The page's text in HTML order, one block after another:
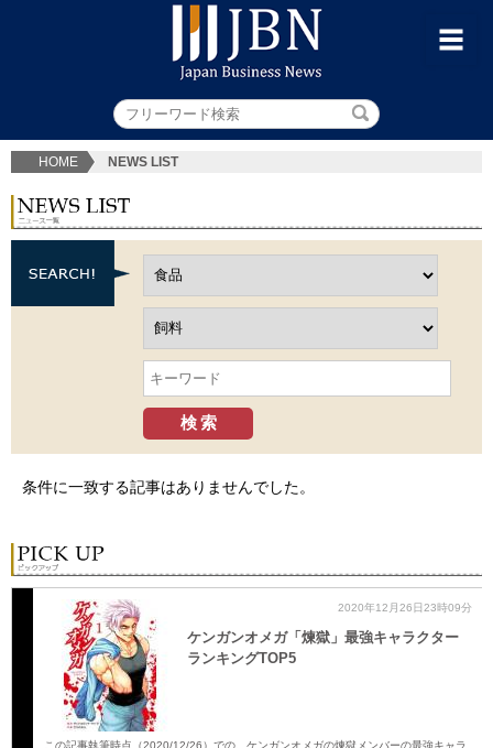
HOME NEWS LIST
条件に一致する記事はありませんでした。
2020年12月26日23時09分
ケンガンオメガ「煉獄」最強キャラクター
ランキングTOP5
この記事執筆時点（2020/12/26）での、ケンガンオメガの煉獄メンバーの最強キャラ